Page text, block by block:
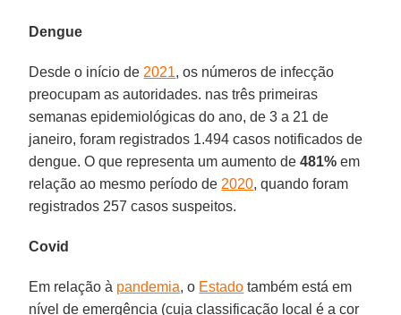
Dengue
Desde o início de 2021, os números de infecção
preocupam as autoridades. nas três primeiras
semanas epidemiológicas do ano, de 3 a 21 de
janeiro, foram registrados 1.494 casos notificados de
dengue. O que representa um aumento de481% em
relação ao mesmo período de 2020, quando foram
registrados 257 casos suspeitos.
Covid
Em relação à pandemia, o Estado também está em
nível de emergência (cuja classificação local é a cor